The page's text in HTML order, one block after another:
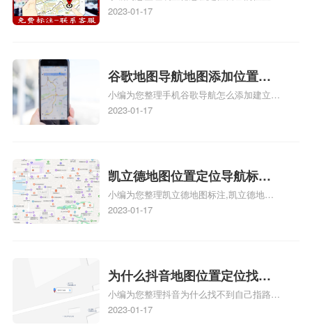
正文！
心名？凯立德地图位置定位怎
啊、手机凯立德地图定位怎么设置往上走、
地图标注服务中心铺招牌相关地图标注知
识，详情可查看下方正文！
2023-01-17
谷歌地图导航地图添加位置？
添加谷歌地图导航位置？
小编为您整理手机谷歌导航怎么添加建立多
人位置、如何在地图，谷歌地图添加公司位
2023-01-17
凯立德地图位置定位导航标
注？凯立德地图位置定位,导航,
标注？
小编为您整理凯立德地图标注,凯立德地图
标注怎么做啊、凯立德地图标注,凯立德地
相关地图标注知识，详情可查看下方正文！
2023-01-17
为什么抖音地图位置定位找不
到了？抖音为什么找不到当前
定位了？
小编为您整理抖音为什么找不到自己指路人
地图标注服务中心铺的位置、地图位置更新
2023-01-17